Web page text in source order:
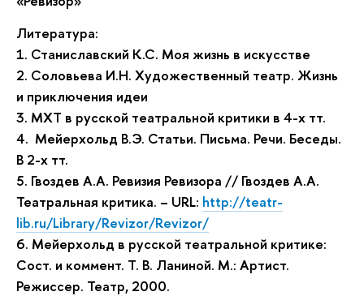
Литература:
1. Станиславский К.С. Моя жизнь в искусстве
2. Соловьева И.Н. Художественный театр. Жизнь
и приключения идеи
3. МХТ в русской театральной критики в 4-х тт.
4. Мейерхольд В.Э. Статьи. Письма. Речи. Беседы.
В 2-х тт.
5. Гвоздев А.А. Ревизия Ревизора // Гвоздев А.А.
Театральная критика. – URL: http://teatr-
lib.ru/Library/Revizor/Revizor/
6. Мейерхольд в русской театральной критике:
Сост. и коммент. Т. В. Ланиной. М.: Артист.
Режиссер. Театр, 2000.